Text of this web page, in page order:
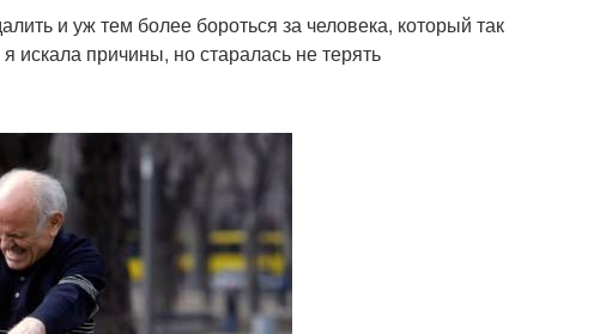
и уж тем более бороться за человека, который так
причины, но старалась не терять